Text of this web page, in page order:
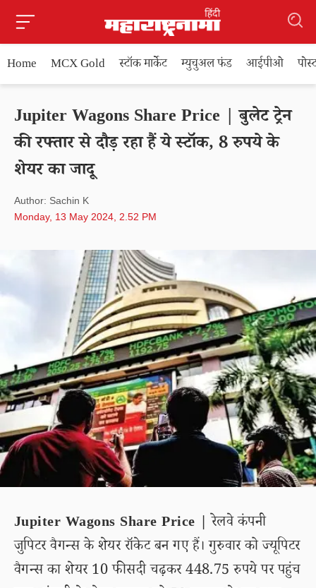
Home MCX Gold स्टॉक मार्केट म्युचुअल फंड आईपीओ
Jupiter Wagons Share Price | बुलेट ट्रेन
की रफ्तार से दौड़ रहा हैं ये स्टॉक, 8 रुपये के
शेयर का जादू
Author: Sachin K
Monday, 13 May 2024, 2.52 PM
Jupiter Wagons Share Price | रेलवे कंपनी
जुपिटर वैगन्स के शेयर रॉकेट बन गए हैं। गुरुवार को ज्यूपिटर
वैगन्स का शेयर 10 फीसदी चढ़कर 448.75 रुपये पर पहुंच